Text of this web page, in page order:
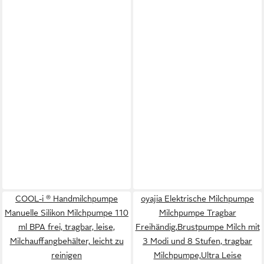
COOL-i ® Handmilchpumpe
Manuelle Silikon Milchpumpe 110
ml BPA frei, tragbar, leise,
Milchauffangbehälter, leicht zu
reinigen
oyajia Elektrische Milchpumpe
Milchpumpe Tragbar
Freihändig,Brustpumpe Milch mit
3 Modi und 8 Stufen, tragbar
Milchpumpe,Ultra Leise